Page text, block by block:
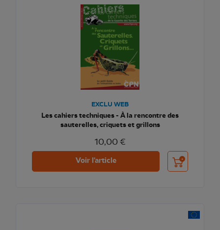
EXCLU WEB
Les cahiers techniques - À la rencontre des
sauterelles, criquets et grillons
10,00 €
Voir l'article Ajouter au